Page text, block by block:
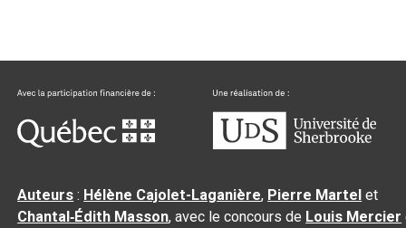
Auteurs : Hélène Cajolet-Laganière, Pierre Martel et
Chantal‑Édith Masson, avec le concours de Louis Mercier